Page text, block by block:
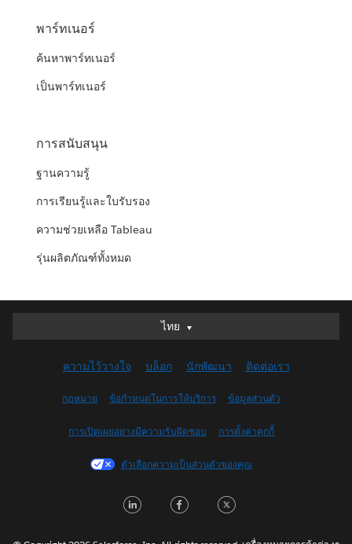
พาร์ทเนอร์
ค้นหาพาร์ทเนอร์
เป็นพาร์ทเนอร์
การสนับสนุน
ฐานความรู้
การเรียนรู้และใบรับรอง
ความช่วยเหลือ Tableau
รุ่นผลิตภัณฑ์ทั้งหมด
ไทย
ไทย
English (UK)
English (US)
Français (Canada)
Français (France)
日本語
ความไว้วางใจ บล็อก นักพัฒนา ติดต่อเรา
กฎหมาย ข้อกำหนดในการให้บริการ ข้อมูลส่วนตัว
การเปิดเผยอย่างมีความรับผิดชอบ การตั้งค่าคุกกี้
ตัวเลือกความเป็นส่วนตัวของคุณ
LinkedInFacebook